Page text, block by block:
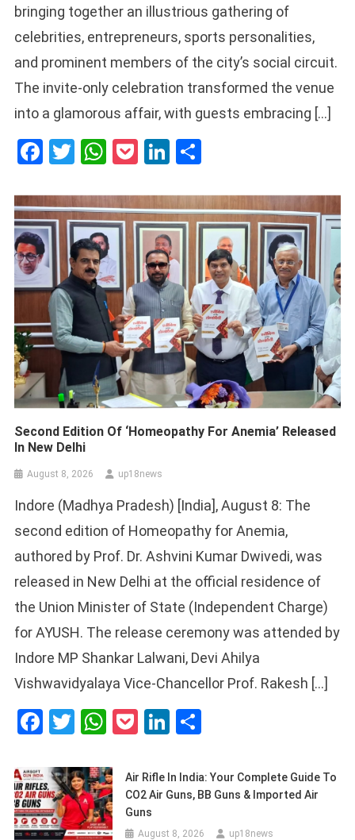
bringing together an illustrious gathering of
celebrities, entrepreneurs, sports personalities,
and prominent members of the city’s social circuit.
The invite-only celebration transformed the venue
into a glamorous affair, with guests embracing […]
Facebook
Twitter
WhatsApp
PocketLinkedIn
Second Edition Of ‘Homeopathy For Anemia’ Released
In New Delhi
August 8, 2026 up18news
Indore (Madhya Pradesh) [India], August 8: The
second edition of Homeopathy for Anemia,
authored by Prof. Dr. Ashvini Kumar Dwivedi, was
released in New Delhi at the official residence of
the Union Minister of State (Independent Charge)
for AYUSH. The release ceremony was attended by
Indore MP Shankar Lalwani, Devi Ahilya
Vishwavidyalaya Vice-Chancellor Prof. Rakesh […]
Facebook
Twitter
WhatsApp
PocketLinkedIn
Air Rifle In India: Your Complete Guide To
CO2 Air Guns, BB Guns & Imported Air
Guns
August 8, 2026 up18news